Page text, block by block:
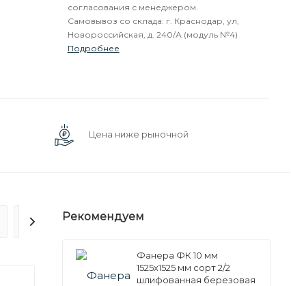
согласования с менеджером.
Самовывоз со склада: г. Краснодар, ул,
Новороссийская, д. 240/А (модуль №4)
Подробнее
Цена ниже рыночной
ОТЗЫВЫРекомендуем
Фанера ФК 10 мм
1525х1525 мм сорт 2/2
шлифованная березовая